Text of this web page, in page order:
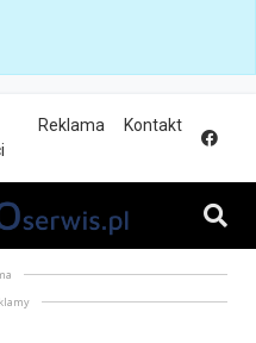
Reklama Kontakt